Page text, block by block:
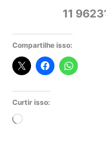
11
Compartilhe isso:
Curtir isso:
Carregando...